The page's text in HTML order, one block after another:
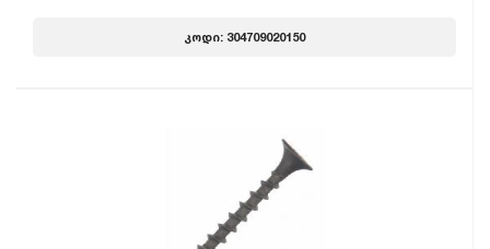
კოდი: 304709020150